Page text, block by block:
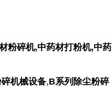
粉碎机,中药材打粉机,中药
机械设备,B系列除尘粉碎